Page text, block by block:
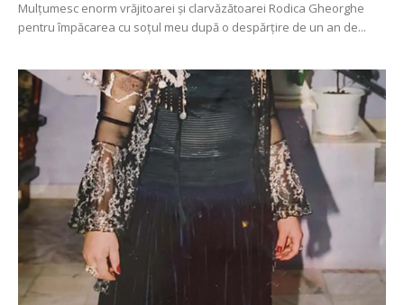
Mulţumesc enorm vrăjitoarei şi clarvăzătoarei Rodica Gheorghe
pentru împăcarea cu soţul meu după o despărţire de un an de...